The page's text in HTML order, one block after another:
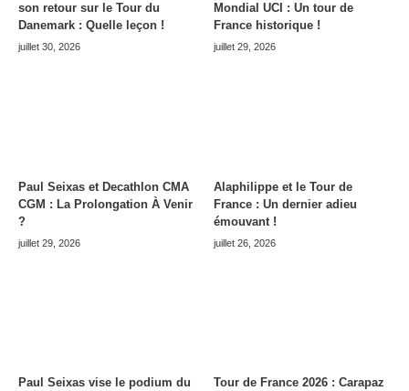
son retour sur le Tour du
Danemark : Quelle leçon !
juillet 30, 2026
Mondial UCI : Un tour de
France historique !
juillet 29, 2026
Paul Seixas et Decathlon CMA
CGM : La Prolongation À Venir
?
juillet 29, 2026
Alaphilippe et le Tour de
France : Un dernier adieu
émouvant !
juillet 26, 2026
Paul Seixas vise le podium du
Tour de France 2026 : Carapaz